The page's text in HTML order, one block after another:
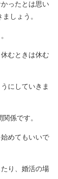
ったとは思い
しょう。
むときは休む
にしていきま
係です。
めてもいいで
り、婚活の場